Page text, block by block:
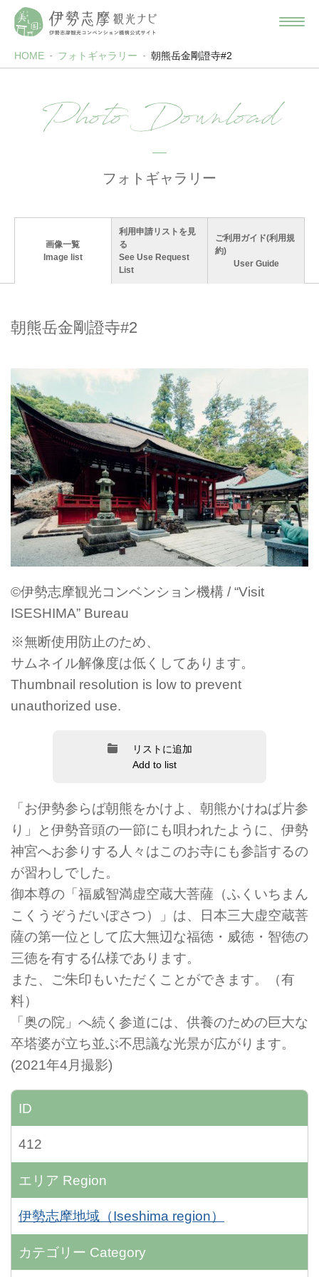
HOME フォトギャラリー 朝熊岳金剛證寺#2
Photo Download
フォトギャラリー
画像一覧
Image list
利用申請リストを見
る
See Use Request
List
ご利用ガイド(利用規
約)
User Guide
朝熊岳金剛證寺#2
©伊勢志摩観光コンベンション機構 / “Visit
ISESHIMA” Bureau
※無断使用防止のため、
サムネイル解像度は低くしてあります。
Thumbnail resolution is low to prevent
unauthorized use.
リストに追加
Add to list
「お伊勢参らば朝熊をかけよ、朝熊かけねば片参
り」と伊勢音頭の一節にも唄われたように、伊勢
神宮へお参りする人々はこのお寺にも参詣するの
が習わしでした。
御本尊の「福威智満虚空蔵大菩薩（ふくいちまん
こくうぞうだいぼさつ）」は、日本三大虚空蔵菩
薩の第一位として広大無辺な福徳・威徳・智徳の
三徳を有する仏様であります。
また、ご朱印もいただくことができます。（有
料）
「奥の院」へ続く参道には、供養のための巨大な
卒塔婆が立ち並ぶ不思議な光景が広がります。
(2021年4月撮影)
ID
412
エリア Region
伊勢志摩地域（Iseshima region）
カテゴリー Category